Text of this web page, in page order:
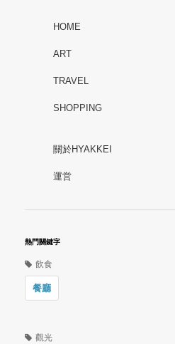
HOME
ART
TRAVEL
SHOPPING
關於HYAKKEI
運営
熱門關鍵字
飲食
餐廳
觀光